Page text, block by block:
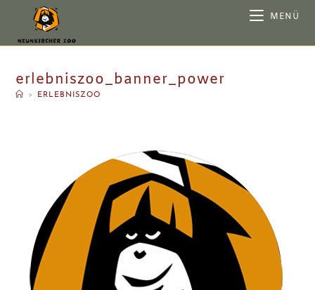
MENÜ
erlebniszoo_banner_power
> ERLEBNISZOO